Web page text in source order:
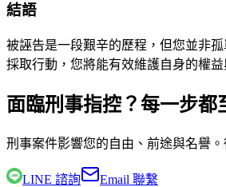
結語
被誣告是一段艱辛的歷程，但您並非
採取行動，您將能有效維護自身的權益
面臨刑事指控？每一步
刑事案件影響您的自由、前途與名譽
LINE 諮詢 Email 聯繫